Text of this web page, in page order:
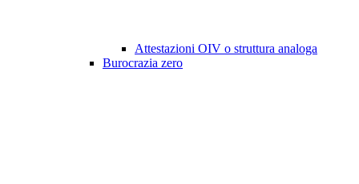
Attestazioni OIV o struttura analoga
Burocrazia zero